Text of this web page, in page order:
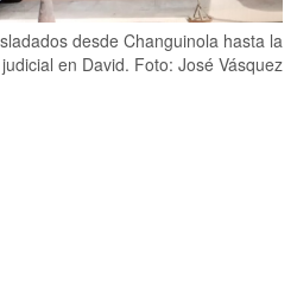
desde Changuinola hasta la
en David. Foto: José Vásquez